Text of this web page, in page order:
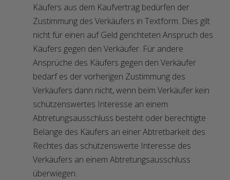
Käufers aus dem Kaufvertrag bedürfen der
Zustimmung des Verkäufers in Textform. Dies gilt
nicht für einen auf Geld gerichteten Anspruch des
Käufers gegen den Verkäufer. Für andere
Ansprüche des Käufers gegen den Verkäufer
bedarf es der vorherigen Zustimmung des
Verkäufers dann nicht, wenn beim Verkäufer kein
schützenswertes Interesse an einem
Abtretungsausschluss besteht oder berechtigte
Belange des Käufers an einer Abtretbarkeit des
Rechtes das schützenswerte Interesse des
Verkäufers an einem Abtretungsausschluss
überwiegen.